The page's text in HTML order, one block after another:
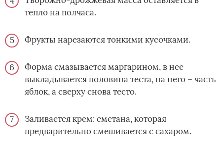
тепло на полчаса.
Фрукты нарезаются тонкими кусочками.
Форма смазывается маргарином, в нее
выкладывается половина теста, на него – часть
яблок, а сверху снова тесто.
Заливается крем: сметана, которая
предварительно смешивается с сахаром.